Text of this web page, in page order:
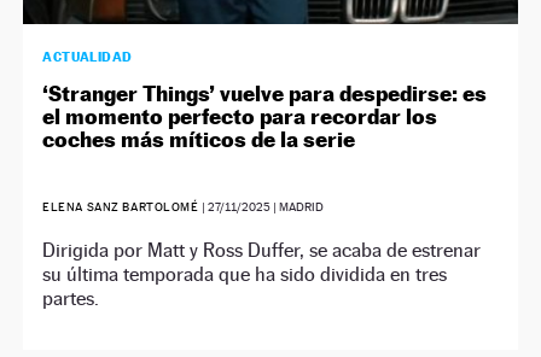
ACTUALIDAD
‘Stranger Things’ vuelve para despedirse: es
el momento perfecto para recordar los
coches más míticos de la serie
ELENA SANZ BARTOLOMÉ |27/11/2025 | MADRID
Dirigida por Matt y Ross Duffer, se acaba de estrenar
su última temporada que ha sido dividida en tres
partes.